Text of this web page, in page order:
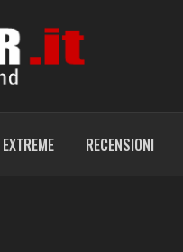
EXTREME RECENSIONI